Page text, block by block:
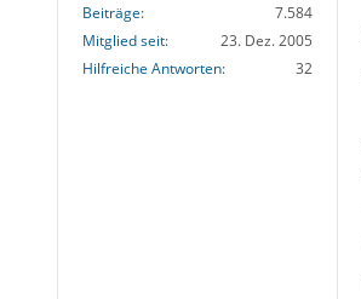
Beiträge
7.584
Mitglied seit
23. Dez. 2005
Hilfreiche Antworten
32